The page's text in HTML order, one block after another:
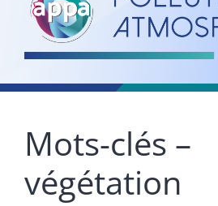
Mots-clés –
végétation